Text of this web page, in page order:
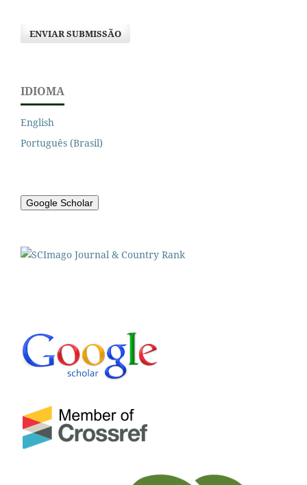
ENVIAR SUBMISSÃO
IDIOMA
English
Português (Brasil)
Google Scholar